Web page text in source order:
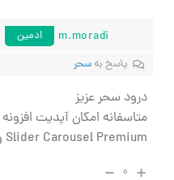
m.moradi
ادمین
پاسخ بهسحر
درود سحر عزیز
Slider Carousel Premium وجود ندارد 🙁
۰